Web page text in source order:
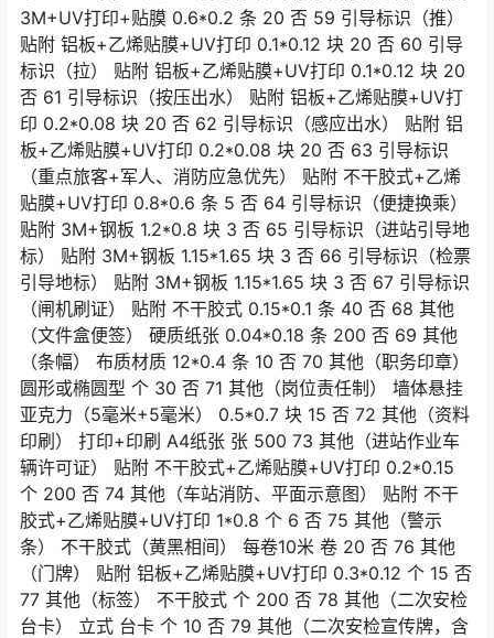
3M+UV打印+贴膜 0.6*0.2 条 20 否 59 引导标识（推）
贴附 铝板+乙烯贴膜+UV打印 0.1*0.12 块 20 否 60 引导
标识（拉） 贴附 铝板+乙烯贴膜+UV打印 0.1*0.12 块 20
否 61 引导标识（按压出水） 贴附 铝板+乙烯贴膜+UV打
印 0.2*0.08 块 20 否 62 引导标识（感应出水） 贴附 铝
板+乙烯贴膜+UV打印 0.2*0.08 块 20 否 63 引导标识
（重点旅客+军人、消防应急优先） 贴附 不干胶式+乙烯
贴膜+UV打印 0.8*0.6 条 5 否 64 引导标识（便捷换乘）
贴附 3M+钢板 1.2*0.8 块 3 否 65 引导标识（进站引导地
标） 贴附 3M+钢板 1.15*1.65 块 3 否 66 引导标识（检票
引导地标） 贴附 3M+钢板 1.15*1.65 块 3 否 67 引导标识
（闸机刷证） 贴附 不干胶式 0.15*0.1 条 40 否 68 其他
（文件盒便签） 硬质纸张 0.04*0.18 条 200 否 69 其他
（条幅） 布质材质 12*0.4 条 10 否 70 其他（职务印章）
圆形或椭圆型 个 30 否 71 其他（岗位责任制） 墙体悬挂
亚克力（5毫米+5毫米） 0.5*0.7 块 15 否 72 其他（资料
印刷） 打印+印刷 A4纸张 张 500 73 其他（进站作业车
辆许可证） 贴附 不干胶式+乙烯贴膜+UV打印 0.2*0.15
个 200 否 74 其他（车站消防、平面示意图） 贴附 不干
胶式+乙烯贴膜+UV打印 1*0.8 个 6 否 75 其他（警示
条） 不干胶式（黄黑相间） 每卷10米 卷 20 否 76 其他
（门牌） 贴附 铝板+乙烯贴膜+UV打印 0.3*0.12 个 15 否
77 其他（标签） 不干胶式 个 200 否 78 其他（二次安检
台卡） 立式 台卡 个 10 否 79 其他（二次安检宣传牌，含